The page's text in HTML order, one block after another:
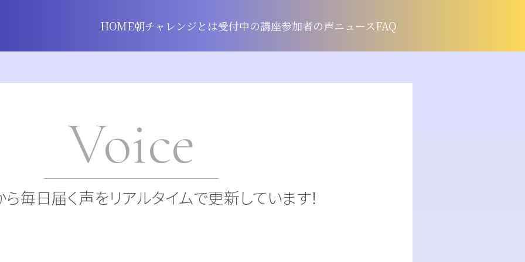
HOME朝チャレンジとは受付中の講座参加者の声ニュースFAQ
Voice
毎日届く声をリアルタイムで更新しています！